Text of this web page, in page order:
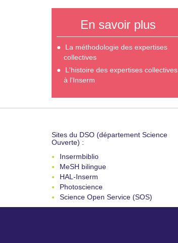
En savoir plus
La méthodologie des expertises
collectives
L'histoire des expertises collectives
à l'Inserm
Sites du DSO (département Science
Ouverte) :
Insermbiblio
MeSH bilingue
HAL-Inserm
Photoscience
Science Open Service (SOS)